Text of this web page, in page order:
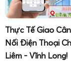
Thực Tế Giao
Nối Điện Thoại
Liêm - Vĩnh Long!